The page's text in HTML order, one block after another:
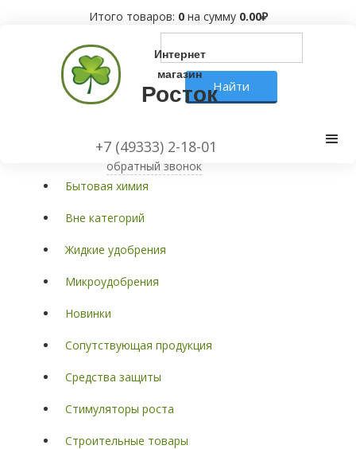
Итого товаров: 0 на сумму 0.00₽
Интернет
магазин
Росток
+7 (49333) 2-18-01
обратный звонок
Каталог товаров
Бытовая химия
Вне категорий
Жидкие удобрения
Микроудобрения
Новинки
Сопутствующая продукция
Средства защиты
Стимуляторы роста
Строительные товары